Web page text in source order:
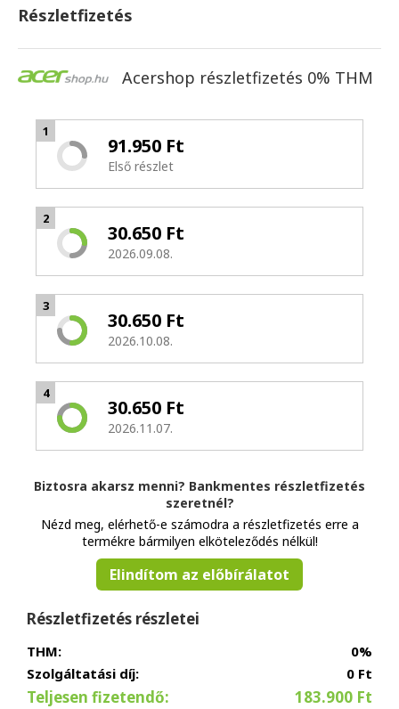
Részletfizetés
Acershop részletfizetés 0% THM
1
91.950 Ft
Első részlet
2
30.650 Ft
2026.09.08.
3
30.650 Ft
2026.10.08.
4
30.650 Ft
2026.11.07.
Biztosra akarsz menni? Bankmentes részletfizetés
szeretnél?
Nézd meg, elérhető-e számodra a részletfizetés erre a
termékre bármilyen elköteleződés nélkül!
Elindítom az előbírálatot
Részletfizetés részletei
THM:
0%
Szolgáltatási díj:
0 Ft
Teljesen fizetendő: 183.900 Ft